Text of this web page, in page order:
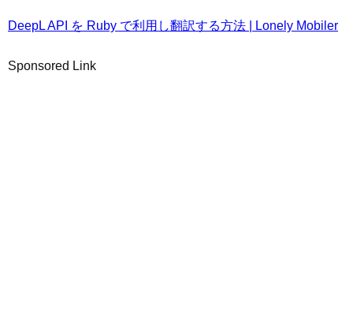
DeepL API を Ruby で利用し翻訳する方法 | Lonely Mobiler
Sponsored Link